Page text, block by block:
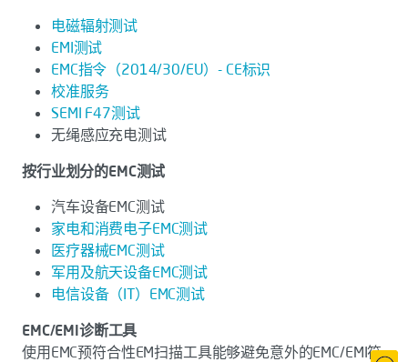
电磁辐射测试
EMI测试
EMC指令（2014/30/EU）- CE标识
校准服务
SEMI F47测试
无绳感应充电测试
按行业划分的EMC测试
汽车设备EMC测试
家电和消费电子EMC测试
医疗器械EMC测试
军用及航天设备EMC测试
电信设备（IT）EMC测试
EMC/EMI诊断工具
使用EMC预符合性EM扫描工具能够避免意外的EMC/EMI符